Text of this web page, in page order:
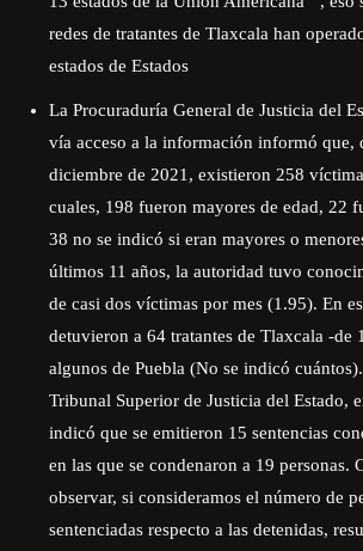
redes de tratantes de Tlaxcala han
estados de Estados
La Procuraduría General de Justicia del
vía acceso a la información informó que,
diciembre de 2021, existieron 258
cuales, 198 fueron mayores de edad, 22
38 no se indicó si eran mayores o
últimos 11 años, la autoridad tuvo
de casi dos víctimas por mes (1.95). En
detuvieron a 64 tratantes de Tlaxcala -de
algunos de Puebla (No se indicó
Tribunal Superior de Justicia del Estado,
indicó que se emitieron 15 sentencias
en las que se condenaron a 19 personas.
observar, si consideramos el número de
sentenciadas respecto a las detenidas,